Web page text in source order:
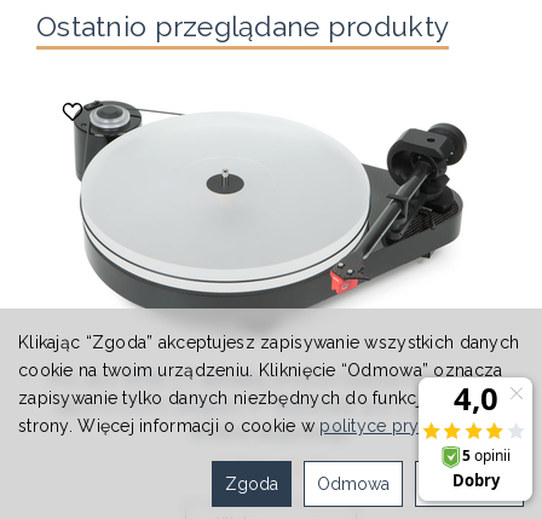
Ostatnio przeglądane produkty
Pro-Ject RPM 5 Z wkładką Ortofon Quintet Red Ramię
typu PJ EVO o długości 9” wykonane jest z plecionki
włókna węglowego
8 850,00 zł
Klikając “Zgoda” akceptujesz zapisywanie wszystkich danych
cookie na twoim urządzeniu. Kliknięcie “Odmowa” oznacza
zapisywanie tylko danych niezbędnych do funkcjonowania
strony. Więcej informacji o cookie w polityce prywatności.
Ustawienia
Odmowa
Zgoda